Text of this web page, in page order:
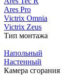
Ares Pro
Victrix Omnia
Victrix Zeus
Тип монтажа
Напольный
Настенный
Камера сгорания